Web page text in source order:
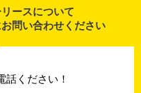
ースについて
問い合わせください
話ください！